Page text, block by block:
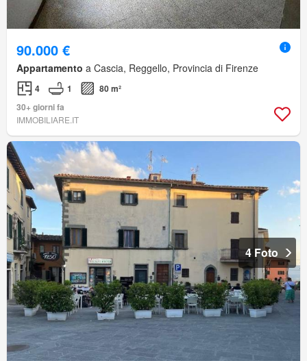
90.000 €
Appartamento a Cascia, Reggello, Provincia di Firenze
4 1
80 m²
30+ giorni fa
IMMOBILIARE.IT
4 Foto